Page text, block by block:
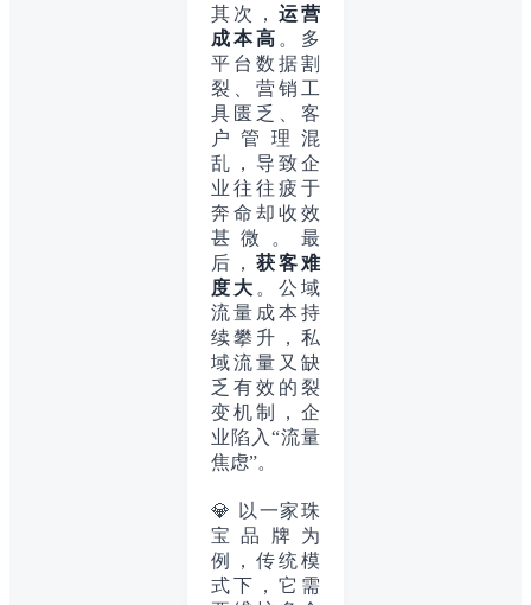
其次， 运营
成本高 。多
平台数据割
裂、营销工
具匮乏、客
户管理混
乱，导致企
业往往疲于
奔命却收效
甚微。最
后， 获客难
度大 。公域
流量成本持
续攀升，私
域流量又缺
乏有效的裂
变机制，企
业陷入“流量
焦虑”。
💎 以一家珠
宝品牌为
例，传统模
式下，它需